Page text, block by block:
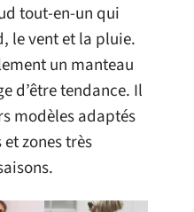
tout-en-un qui
le vent et la pluie.
un manteau
d’être tendance. Il
modèles adaptés
zones très